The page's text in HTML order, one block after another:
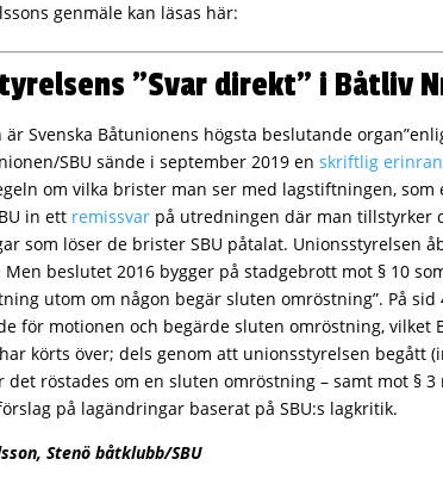
genmäle kan läsas här:
”Svar direkt” i Båtliv
är Svenska Båtunionens högsta beslutande
SBU sände i september 2019 enskriftlig erinran
om vilka brister man ser med lagstiftningen,
in ett remissvar på utredningen där man tillstyrker
som löser de brister SBU påtalat. Unionsstyrelsen
beslutet 2016 bygger på stadgebrott mot § 10
utom om någon begär sluten omröstning”. På sid
för motionen och begärde sluten omröstning, vilket
körts över; dels genom att unionsstyrelsen begått
röstades om en sluten omröstning – samt mot §
på lagändringar baserat på SBU:s lagkritik.
Stenö båtklubb/SBU